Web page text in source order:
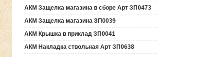
АКМ Защелка магазина в сборе Арт ЗП0473
АКМ Защелка магазина ЗП0039
АКМ Крышка в приклад ЗП0041
АКМ Накладка ствольная Арт ЗП0638